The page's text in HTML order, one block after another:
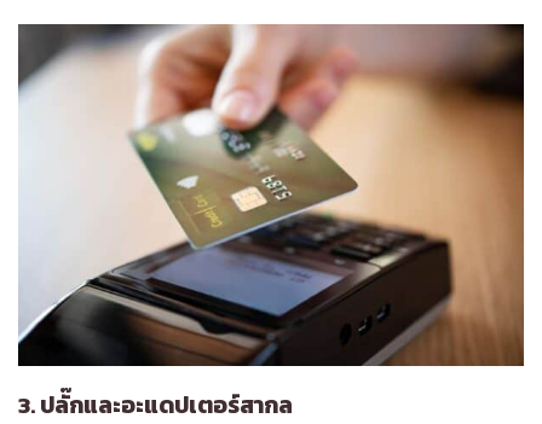
3. ปลั๊กและอะแดปเตอร์สากล